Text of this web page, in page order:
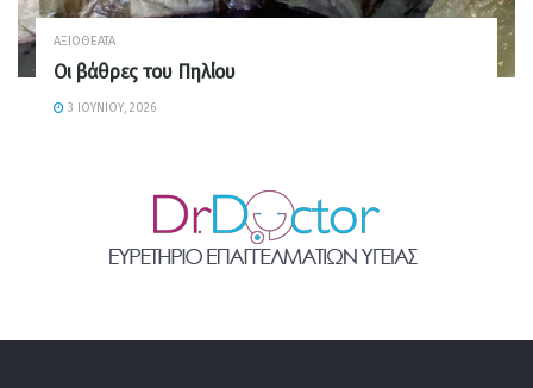
ΑΞΙΟΘΈΑΤΑ
Οι βάθρες του Πηλίου
3 ΙΟΥΝΊΟΥ, 2026